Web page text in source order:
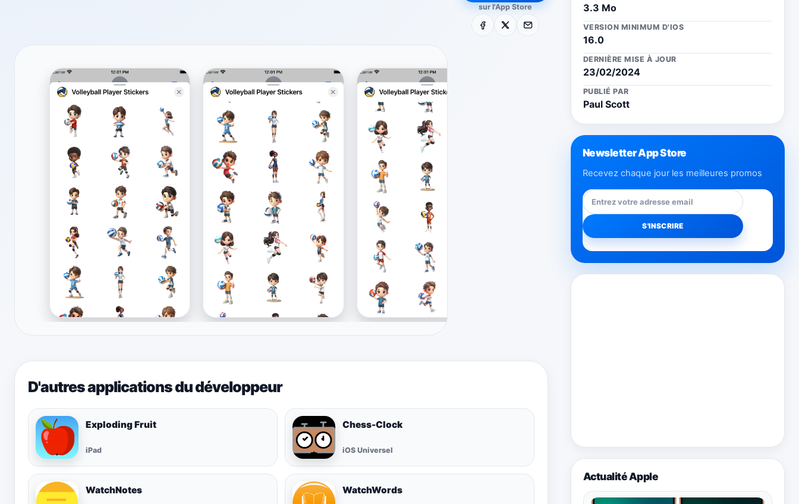
sur l'App Store
Facebook E-mail
D'autres applications du développeur
Exploding Fruit
iPad
Chess-Clock
iOS Universel
WatchNotes WatchWords
3.3 Mo
VERSION MINIMUM D'IOS
16.0
DERNIÈRE MISE À JOUR
23/02/2024
PUBLIÉ PAR
Paul Scott
Newsletter App Store
Recevez chaque jour les meilleures promos
Actualité Apple